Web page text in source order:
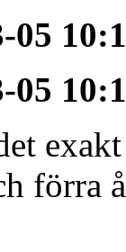
05
05
förra